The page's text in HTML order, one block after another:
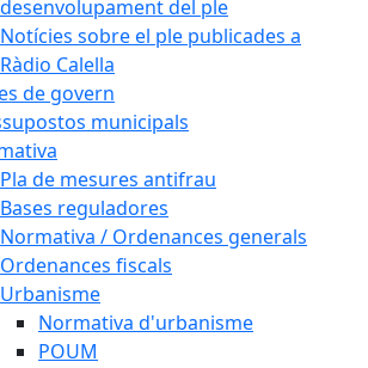
desenvolupament del ple
Notícies sobre el ple publicades a
Ràdio Calella
de govern
municipals
Pla de mesures antifrau
Bases reguladores
Normativa / Ordenances generals
Ordenances fiscals
Urbanisme
Normativa d'urbanisme
POUM